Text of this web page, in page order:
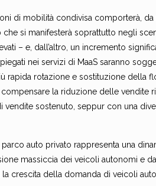
di mobilità condivisa comporterà,
si manifesterà soprattutto negli
– e, dall’altro, un incremento
nei servizi di MaaS saranno
rapida rotazione e sostituzione della
compensare la riduzione delle
vendite sostenuto, seppur con una
auto privato rappresenta una
massiccia dei veicoli autonomi e
crescita della domanda di veicoli